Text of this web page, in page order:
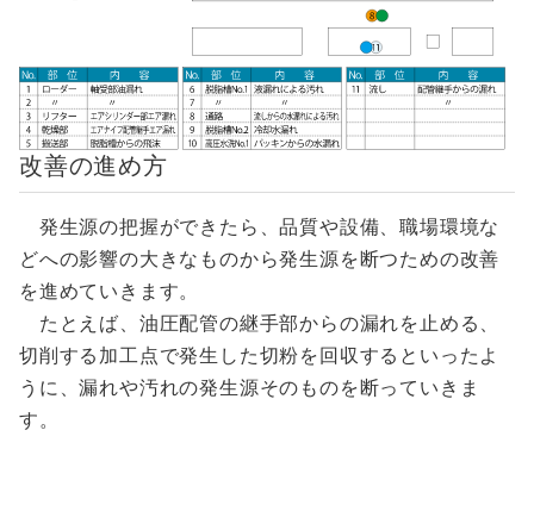
改善の進め方
発生源の把握ができたら、品質や設備、職場環境な
どへの影響の大きなものから発生源を断つための改善
を進めていきます。
たとえば、油圧配管の継手部からの漏れを止める、
切削する加工点で発生した切粉を回収するといったよ
うに、漏れや汚れの発生源そのものを断っていきま
す。